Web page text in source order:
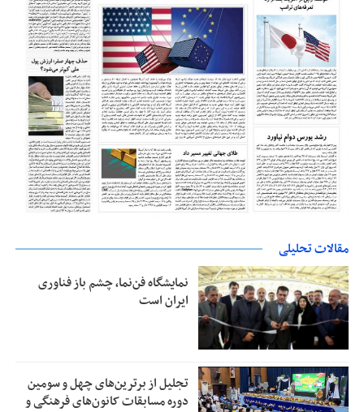
مقالات تحلیلی
نمایشگاه فن‌نما، چشم باز فناوری
ایران است
تجلیل از بر‌ترین‌های چهل و سومین
دوره مسابقات کانون‌های فرهنگی و